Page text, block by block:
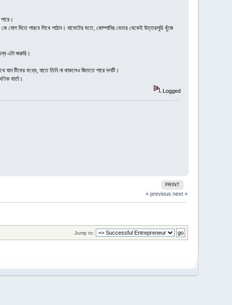
যোগ দিতে পারবে লিখে পাঠান। বাফেটের মতে, কোম্পানির ভেতর থেকেই উত্তরসূরি খুঁজে
এটা জরুরি।
টিমের মধ্যে, যাতে তিনি না থাকলেও জিততে পারে দলটি।
বার্তা।
Logged
PRINT
« previous next »
Jump to: